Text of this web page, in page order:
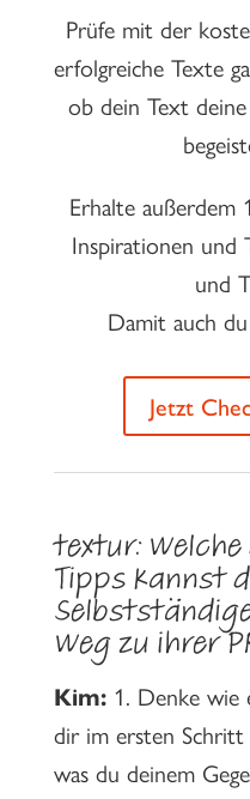
Prüfe mit der
erfolgreiche Texte
ob dein Text
Erhalte außerdem
Inspirationen und
und
Damit auch
Jetzt
textur:
Tipps kannst
Weg zu ihrer
Kim: 1. Denke wie
dir im ersten
was du deinem